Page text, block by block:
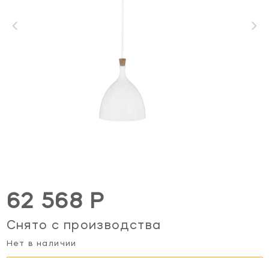
62 568 Р
Снято с производства
Нет в наличии